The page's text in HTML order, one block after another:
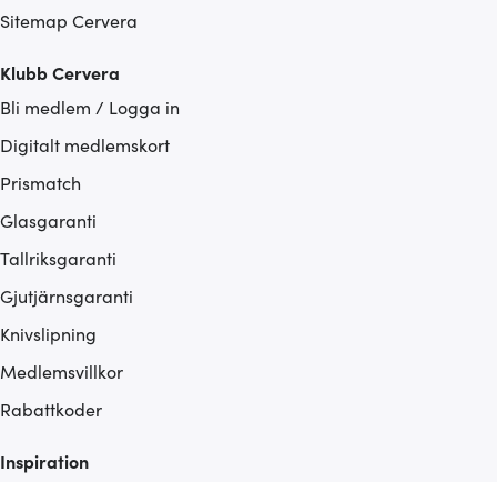
Sitemap Cervera
Klubb Cervera
Bli medlem / Logga in
Digitalt medlemskort
Prismatch
Glasgaranti
Tallriksgaranti
Gjutjärnsgaranti
Knivslipning
Medlemsvillkor
Rabattkoder
Inspiration